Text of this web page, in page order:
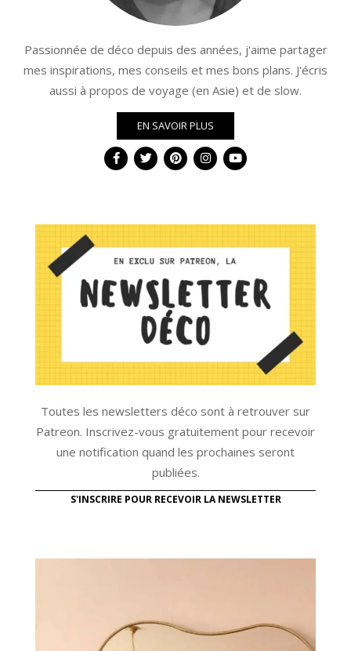
Passionnée de déco depuis des années, j'aime partager
mes inspirations, mes conseils et mes bons plans. J'écris
aussi à propos de voyage (en Asie) et de slow.
EN SAVOIR PLUS
Toutes les newsletters déco sont à retrouver sur
Patreon. Inscrivez-vous gratuitement pour recevoir
une notification quand les prochaines seront
publiées.
S'INSCRIRE POUR RECEVOIR LA NEWSLETTER